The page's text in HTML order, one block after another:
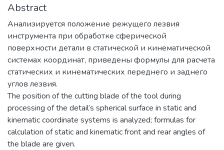
Abstract
Анализируется положение режущего лезвия
инструмента при обработке сферической
поверхности детали в статической и кинематической
системах координат, приведены формулы для расчета
статических и кинематических переднего и заднего
углов лезвия.
The position of the cutting blade of the tool during
processing of the detail’s spherical surface in static and
kinematic coordinate systems is analyzed; formulas for
calculation of static and kinematic front and rear angles of
the blade are given.